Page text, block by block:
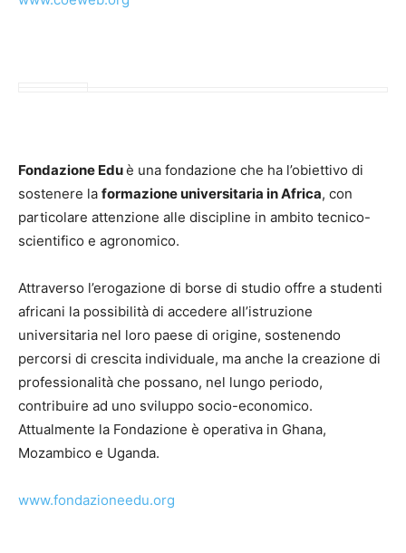
Fondazione Eduè una fondazione che ha l’obiettivo di
sostenere la formazione universitaria in Africa, con
particolare attenzione alle discipline in ambito tecnico-
scientifico e agronomico.
Attraverso l’erogazione di borse di studio offre a studenti
africani la possibilità di accedere all’istruzione
universitaria nel loro paese di origine, sostenendo
percorsi di crescita individuale, ma anche la creazione di
professionalità che possano, nel lungo periodo,
contribuire ad uno sviluppo socio-economico.
Attualmente la Fondazione è operativa in Ghana,
Mozambico e Uganda.
www.fondazioneedu.org